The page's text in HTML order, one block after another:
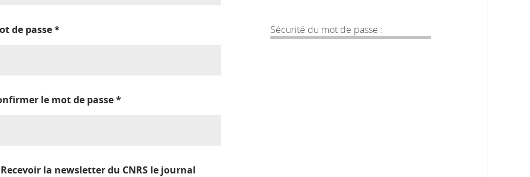
Sécurité du mot de passe :
de passe*
le mot de passe*
Recevoir la newsletter du CNRS le journal